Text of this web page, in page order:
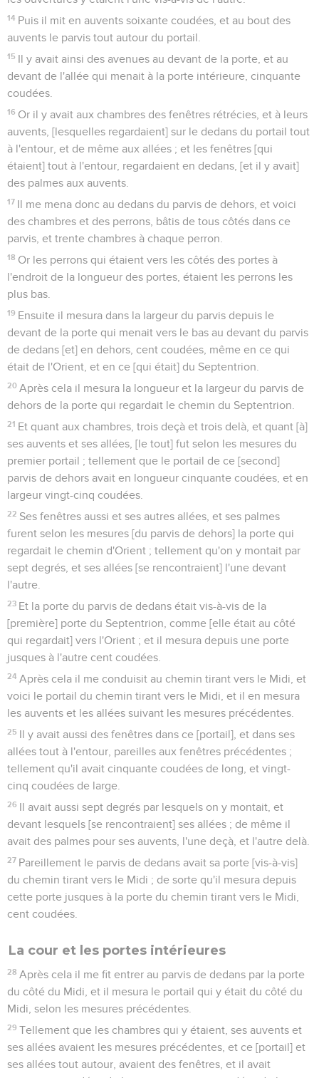
14 Puis il mit en auvents soixante coudées, et au bout des
auvents le parvis tout autour du portail.
15 Il y avait ainsi des avenues au devant de la porte, et au
devant de l'allée qui menait à la porte intérieure, cinquante
coudées.
16 Or il y avait aux chambres des fenêtres rétrécies, et à leurs
auvents, [lesquelles regardaient] sur le dedans du portail tout
à l'entour, et de même aux allées ; et les fenêtres [qui
étaient] tout à l'entour, regardaient en dedans, [et il y avait]
des palmes aux auvents.
17 Il me mena donc au dedans du parvis de dehors, et voici
des chambres et des perrons, bâtis de tous côtés dans ce
parvis, et trente chambres à chaque perron.
18 Or les perrons qui étaient vers les côtés des portes à
l'endroit de la longueur des portes, étaient les perrons les
plus bas.
19 Ensuite il mesura dans la largeur du parvis depuis le
devant de la porte qui menait vers le bas au devant du parvis
de dedans [et] en dehors, cent coudées, même en ce qui
était de l'Orient, et en ce [qui était] du Septentrion.
20 Après cela il mesura la longueur et la largeur du parvis de
dehors de la porte qui regardait le chemin du Septentrion.
21 Et quant aux chambres, trois deçà et trois delà, et quant [à]
ses auvents et ses allées, [le tout] fut selon les mesures du
premier portail ; tellement que le portail de ce [second]
parvis de dehors avait en longueur cinquante coudées, et en
largeur vingt-cinq coudées.
22 Ses fenêtres aussi et ses autres allées, et ses palmes
furent selon les mesures [du parvis de dehors] la porte qui
regardait le chemin d'Orient ; tellement qu'on y montait par
sept degrés, et ses allées [se rencontraient] l'une devant
l'autre.
23 Et la porte du parvis de dedans était vis-à-vis de la
[première] porte du Septentrion, comme [elle était au côté
qui regardait] vers l'Orient ; et il mesura depuis une porte
jusques à l'autre cent coudées.
24 Après cela il me conduisit au chemin tirant vers le Midi, et
voici le portail du chemin tirant vers le Midi, et il en mesura
les auvents et les allées suivant les mesures précédentes.
25 Il y avait aussi des fenêtres dans ce [portail], et dans ses
allées tout à l'entour, pareilles aux fenêtres précédentes ;
tellement qu'il avait cinquante coudées de long, et vingt-
cinq coudées de large.
26 Il avait aussi sept degrés par lesquels on y montait, et
devant lesquels [se rencontraient] ses allées ; de même il
avait des palmes pour ses auvents, l'une deçà, et l'autre delà.
27 Pareillement le parvis de dedans avait sa porte [vis-à-vis]
du chemin tirant vers le Midi ; de sorte qu'il mesura depuis
cette porte jusques à la porte du chemin tirant vers le Midi,
cent coudées.
La cour et les portes intérieures
28 Après cela il me fit entrer au parvis de dedans par la porte
du côté du Midi, et il mesura le portail qui y était du côté du
Midi, selon les mesures précédentes.
29 Tellement que les chambres qui y étaient, ses auvents et
ses allées avaient les mesures précédentes, et ce [portail] et
ses allées tout autour, avaient des fenêtres, et il avait